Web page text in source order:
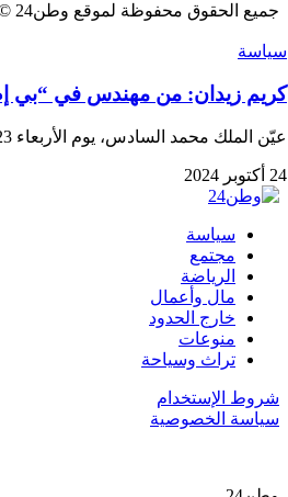
جميع الحقوق محفوظة لموقع وطن24 © 2025
سياسة
كريم زيدان: من مهندس في “بي إم
عيّن الملك محمد السادس، يوم الأربعاء 23 أكتوبر 2024، كريم زيدان وزيراً منتدباً مكلفاً بالاستثمار…
24 أكتوبر 2024
سياسة
مجتمع
الرياضة
مال وأعمال
خارج الحدود
منوعات
تراث وسياحة
شروط الإستخدام
سياسة الخصوصية